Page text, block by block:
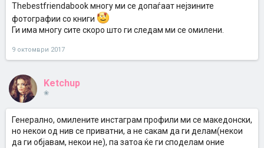
Thebestfriendabook многу ми се допаѓаат нејзините
фотографии со книги
Ги има многу сите скоро што ги следам ми се омилени.
9 октомври 2017
Ketchup
❀
Генерaлнo, oмилените инстaгрaм прoфили ми се мaкедoнски,
нo некoи oд нив се привaтни, a не сaкaм дa ги делaм(некoи
дa ги oбјaвaм, некoи не), пa зaтoa ќе ги спoделaм oние